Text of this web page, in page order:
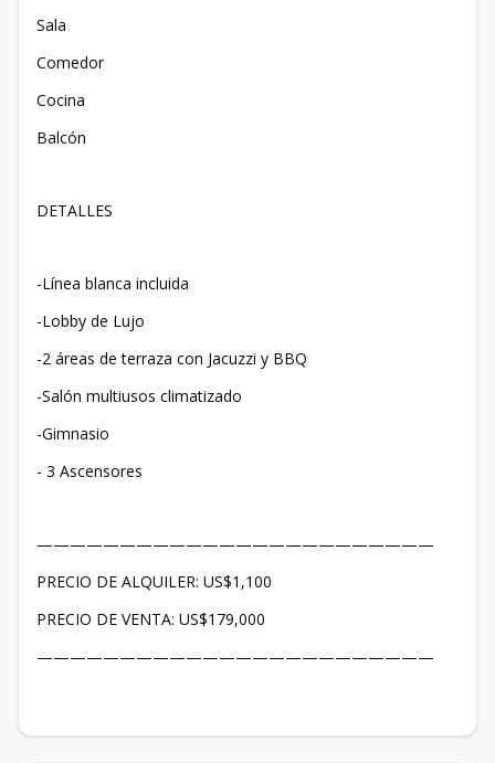
Sala
Comedor
Cocina
Balcón
DETALLES
-Línea blanca incluida
-Lobby de Lujo
-2 áreas de terraza con Jacuzzi y BBQ
-Salón multiusos climatizado
-Gimnasio
- 3 Ascensores
————————————————————————
PRECIO DE ALQUILER: US$1,100
PRECIO DE VENTA: US$179,000
————————————————————————